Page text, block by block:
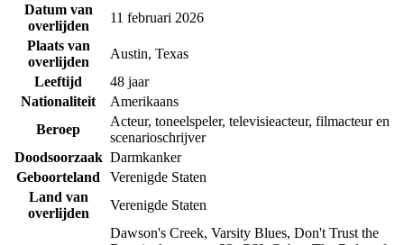
Datum van
overlijden
11 februari 2026
Plaats van
overlijden
Austin, Texas
Leeftijd
48 jaar
Nationaliteit
Amerikaans
Beroep
Acteur, toneelspeler, televisieacteur, filmacteur en
scenarioschrijver
Doodsoorzaak Darmkanker
Geboorteland
Verenigde Staten
Land van
overlijden
Verenigde Staten
Dawson's Creek, Varsity Blues, Don't Trust the